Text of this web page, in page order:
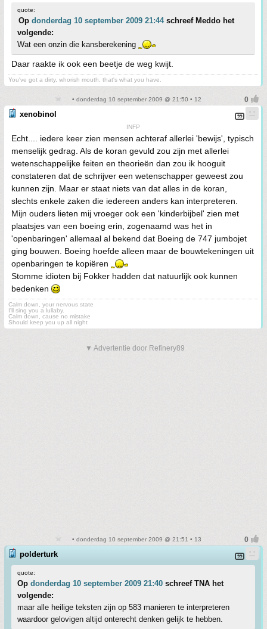
quote:
Op donderdag 10 september 2009 21:44schreef Meddo het
volgende:
Wat een onzin die kansberekening
Daar raakte ik ook een beetje de weg kwijt.
You've got a dirty, whorish mouth, that's what you have.
• donderdag 10 september 2009 @ 21:50 • 12
xenobinol
INFP
Echt.... iedere keer zien mensen achteraf allerlei 'bewijs', typisch
menselijk gedrag. Als de koran gevuld zou zijn met allerlei
wetenschappelijke feiten en theorieën dan zou ik hooguit
constateren dat de schrijver een wetenschapper geweest zou
kunnen zijn. Maar er staat niets van dat alles in de koran,
slechts enkele zaken die iedereen anders kan interpreteren.
Mijn ouders lieten mij vroeger ook een 'kinderbijbel' zien met
plaatsjes van een boeing erin, zogenaamd was het in
'openbaringen' allemaal al bekend dat Boeing de 747 jumbojet
ging bouwen. Boeing hoefde alleen maar de bouwtekeningen uit
openbaringen te kopiëren
Stomme idioten bij Fokker hadden dat natuurlijk ook kunnen
bedenken
Calm down, your nervous state
I'll sing you a lullaby.
Calm down, cause no mistake
Should keep you up all night
▼ Advertentie door Refinery89
• donderdag 10 september 2009 @ 21:51 • 13
polderturk
quote:
Op donderdag 10 september 2009 21:40 schreef TNA het
volgende:
maar alle heilige teksten zijn op 583 manieren te interpreteren
waardoor gelovigen altijd onterecht denken gelijk te hebben.